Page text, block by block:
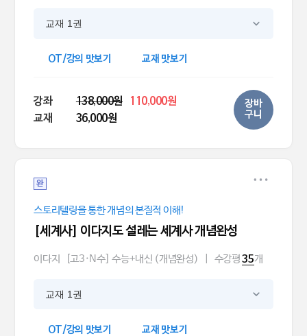
교재 1권
OT/강의 맛보기 교재 맛보기
강좌 138,000원
110,000원
교재
36,000원
장바
구니
완
스토리텔링을 통한 개념의 본질적 이해!
[세계사] 이다지도 설레는 세계사 개념완성
이다지 [고3·N수] 수능+내신 (개념완성) 수강평35개
교재 1권
OT/강의 맛보기 교재 맛보기